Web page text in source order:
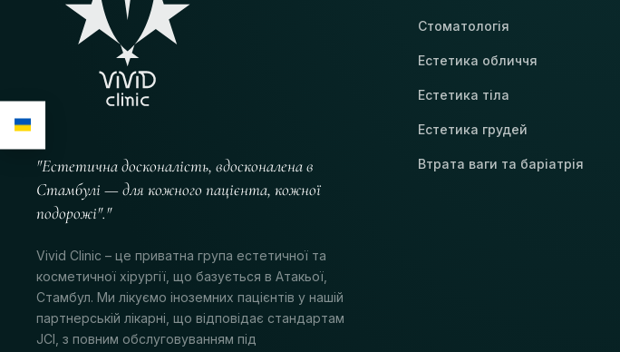
"Естетична досконалість, вдосконалена в
Стамбулі — для кожного пацієнта, кожної
подорожі"."
Vivid Clinic – це приватна група естетичної та
косметичної хірургії, що базується в Атакьої,
Стамбул. Ми лікуємо іноземних пацієнтів у нашій
партнерській лікарні, що відповідає стандартам
JCI, з повним обслуговуванням під
Стоматологія
Естетика обличчя
Естетика тіла
Естетика грудей
Втрата ваги та баріатрія